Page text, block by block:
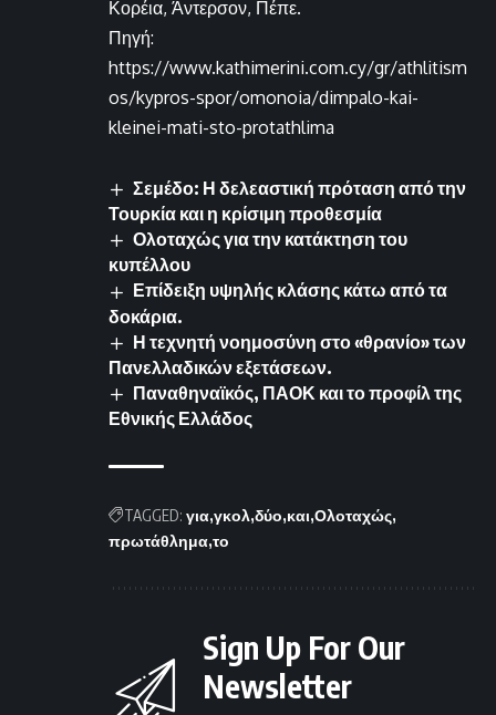
Κορέια, Άντερσον, Πέπε.
Πηγή:
https://www.kathimerini.com.cy/gr/athlitism
os/kypros-spor/omonoia/dimpalo-kai-
kleinei-mati-sto-protathlima
Σεμέδο: Η δελεαστική πρόταση από την
Τουρκία και η κρίσιμη προθεσμία
Ολοταχώς για την κατάκτηση του
κυπέλλου
Επίδειξη υψηλής κλάσης κάτω από τα
δοκάρια.
Η τεχνητή νοημοσύνη στο «θρανίο» των
Πανελλαδικών εξετάσεων.
Παναθηναϊκός, ΠΑΟΚ και το προφίλ της
Εθνικής Ελλάδος
TAGGED: για γκολ δύο και Ολοταχώς
πρωτάθλημα το
Sign Up For Our
Newsletter